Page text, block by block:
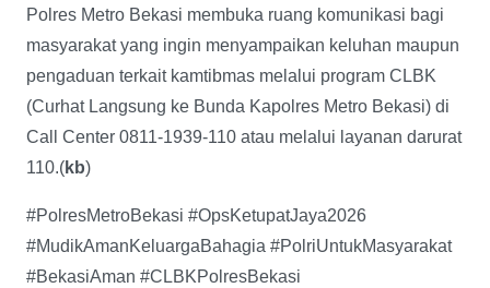
Polres Metro Bekasi membuka ruang komunikasi bagi
masyarakat yang ingin menyampaikan keluhan maupun
pengaduan terkait kamtibmas melalui program CLBK
(Curhat Langsung ke Bunda Kapolres Metro Bekasi) di
Call Center 0811-1939-110 atau melalui layanan darurat
110.(kb)
#PolresMetroBekasi #OpsKetupatJaya2026
#MudikAmanKeluargaBahagia #PolriUntukMasyarakat
#BekasiAman #CLBKPolresBekasi